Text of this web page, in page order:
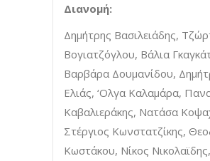
Διανομή:
Δημήτρης Βασιλειάδης,
Βογιατζόγλου, Βάλια
Βαρβάρα Δουμανίδου,
Ελιάς, ‘Ολγα Καλαμάρα,
Καβαλιεράκης, Νατάσα
Στέργιος Κωνστατζίκης,
Κωστάκου, Νίκος